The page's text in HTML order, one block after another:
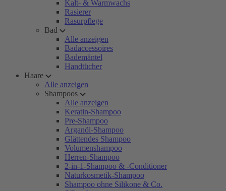
Kalt- & Warmwachs
Rasierer
Rasurpflege
Bad
Alle anzeigen
Badaccessoires
Bademäntel
Handtücher
Haare
Alle anzeigen
Shampoos
Alle anzeigen
Keratin-Shampoo
Pre-Shampoo
Arganöl-Shampoo
Glättendes Shampoo
Volumenshampoo
Herren-Shampoo
2-in-1-Shampoo & -Conditioner
Naturkosmetik-Shampoo
Shampoo ohne Silikone & Co.